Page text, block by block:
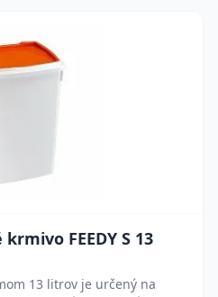
FEEDY S 13
13 litrov je určený na